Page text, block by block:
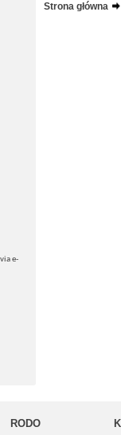
e-
Strona główna
RODO